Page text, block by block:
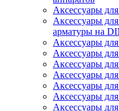
Аксессуары
Аксессуары
арматуры на
Аксессуары
Аксессуары
Аксессуары
Аксессуары
Аксессуары
Аксессуары
Аксессуары